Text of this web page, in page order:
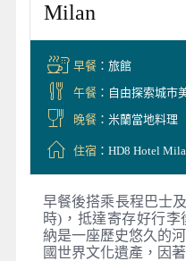
Milan
早餐：旅館
午餐：自由探索城市
晚餐：米蘭當地料理
住宿：HD8 Hotel
早餐後搭乘長程巴士
時)，抵達寄存好行
納是一座歷史悠久的
國世界文化遺產，因著